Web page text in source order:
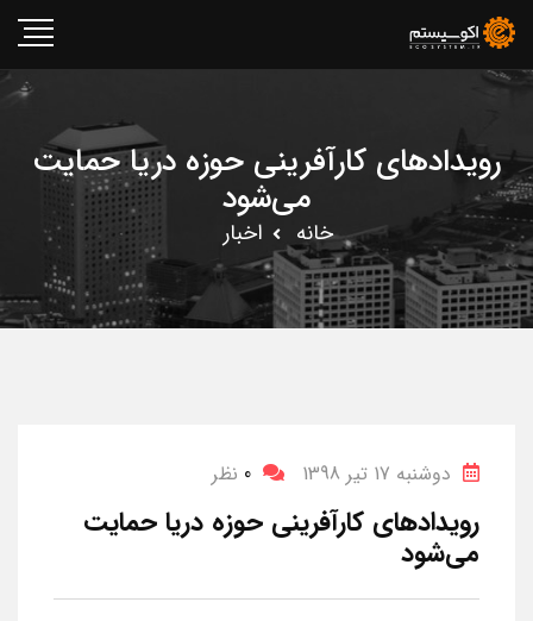
رویدادهای کارآفرینی حوزه دریا حمایت
می‌شود
خانه اخبار
دوشنبه 17 تیر 1398 0 نظر
رویدادهای کارآفرینی حوزه دریا حمایت
می‌شود